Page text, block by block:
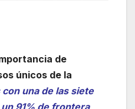
de
únicos de la
con una de las siete
91% de frontera